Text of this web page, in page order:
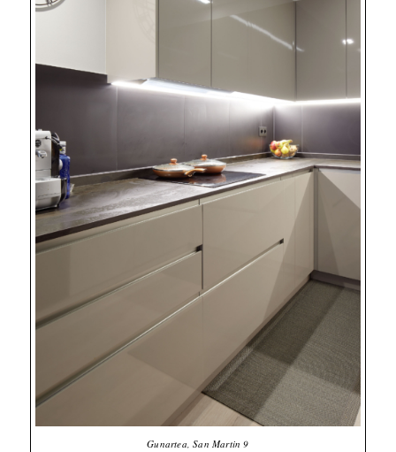
Gunartea, San Martin 9